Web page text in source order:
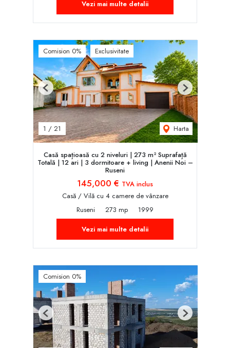
Vezi mai multe detalii
Comision 0% Exclusivitate
1 / 21 Harta
Previous Next
Casă spațioasă cu 2 niveluri | 273 m² Suprafață
Totală | 12 ari | 3 dormitoare + living | Anenii Noi –
Ruseni
145,000 € TVA inclus
Casă / Vilă cu 4 camere de vânzare
Ruseni
273 mp
1999
Vezi mai multe detalii
Comision 0%
Previous Next